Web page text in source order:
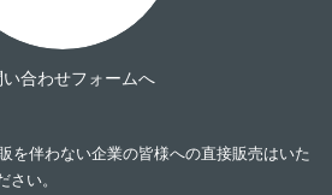
い合わせフォームへ
を伴わない企業の皆様への直接販売はいた
さい。